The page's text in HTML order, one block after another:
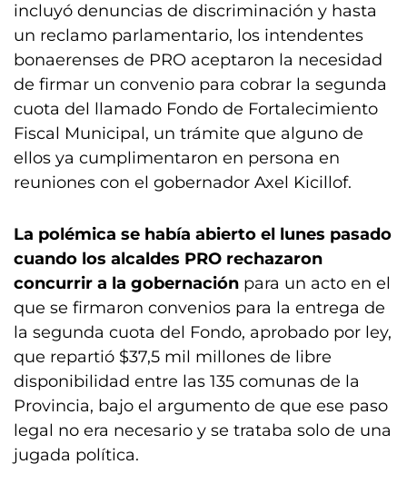
incluyó denuncias de discriminación y hasta
un reclamo parlamentario, los intendentes
bonaerenses de PRO aceptaron la necesidad
de firmar un convenio para cobrar la segunda
cuota del llamado Fondo de Fortalecimiento
Fiscal Municipal, un trámite que alguno de
ellos ya cumplimentaron en persona en
reuniones con el gobernador Axel Kicillof.
La polémica se había abierto el lunes pasado
cuando los alcaldes PRO rechazaron
concurrir a la gobernación para un acto en el
que se firmaron convenios para la entrega de
la segunda cuota del Fondo, aprobado por ley,
que repartió $37,5 mil millones de libre
disponibilidad entre las 135 comunas de la
Provincia, bajo el argumento de que ese paso
legal no era necesario y se trataba solo de una
jugada política.